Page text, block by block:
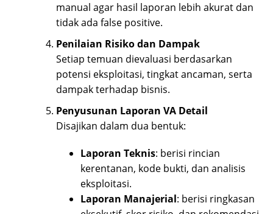
manual agar hasil laporan lebih akurat dan
tidak ada false positive.
Penilaian Risiko dan Dampak
Setiap temuan dievaluasi berdasarkan
potensi eksploitasi, tingkat ancaman, serta
dampak terhadap bisnis.
Penyusunan Laporan VA Detail
Disajikan dalam dua bentuk:
Laporan Teknis: berisi rincian
kerentanan, kode bukti, dan analisis
eksploitasi.
Laporan Manajerial: berisi ringkasan